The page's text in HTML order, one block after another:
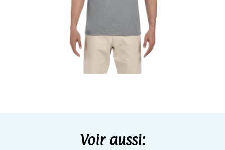
Voir aussi: